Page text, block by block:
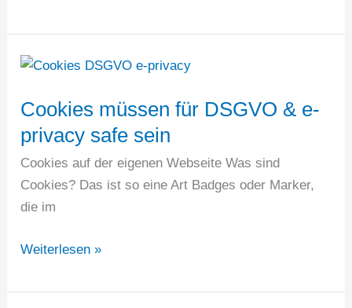
DSGVO
Abmahnung
was
ich
tun?
Cookies müssen für DSGVO & e-
privacy safe sein
Cookies auf der eigenen Webseite Was sind
Cookies? Das ist so eine Art Badges oder Marker,
die im
Cookies
für
Weiterlesen »